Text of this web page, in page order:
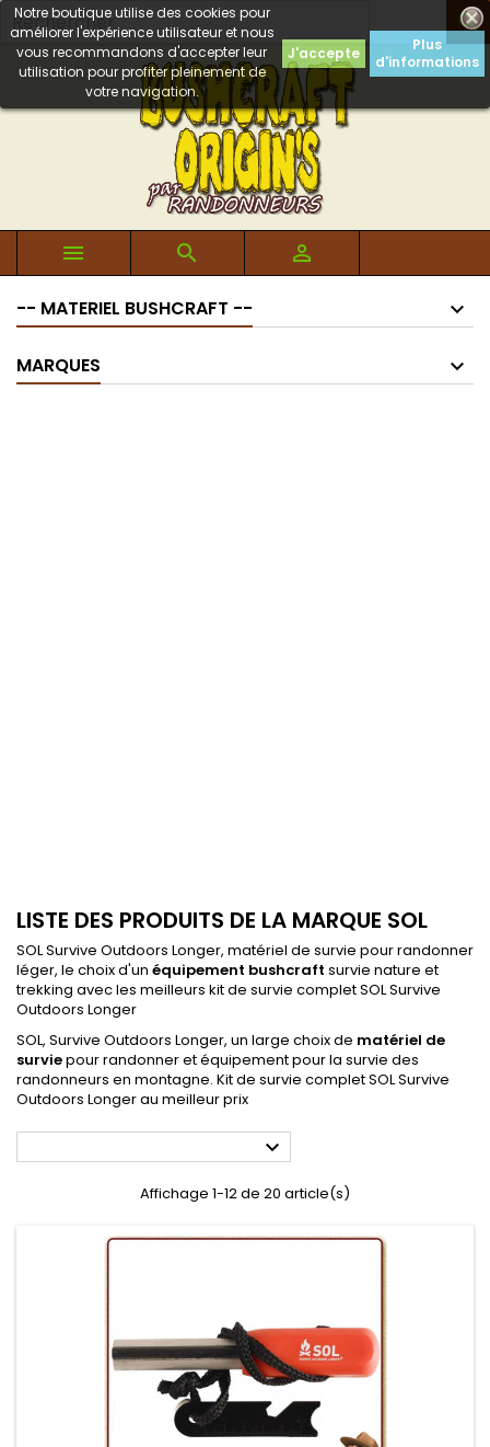

Notre boutique utilise des cookies pour
améliorer l'expérience utilisateur et nous
vous recommandons d'accepter leur
utilisation pour profiter pleinement de
votre navigation.
J'accepte
Plus
d'informations
  
-- MATERIEL BUSHCRAFT --
MARQUES
LISTE DES PRODUITS DE LA MARQUE SOL
SOL Survive Outdoors Longer, matériel de survie pour randonner
léger, le choix d'un équipement bushcraft survie nature et
trekking avec les meilleurs kit de survie complet SOL Survive
Outdoors Longer
SOL, Survive Outdoors Longer, un large choix de matériel de
surviepour randonner et équipement pour la survie des
randonneurs en montagne. Kit de survie complet SOL Survive
Outdoors Longer au meilleur prix

Affichage 1-12 de 20 article(s)